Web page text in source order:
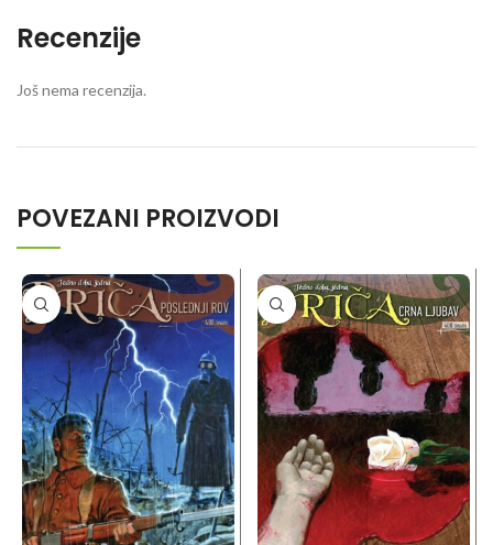
Recenzije
Još nema recenzija.
POVEZANI PROIZVODI